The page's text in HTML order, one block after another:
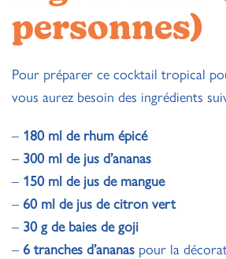
personnes)
Pour préparer ce cocktail tropical
vous aurez besoin des ingrédients
– 180 ml de rhum épicé
– 300 ml de jus d’ananas
– 150 ml de jus de mangue
– 60 ml de jus de citron vert
– 30 g de baies de goji
– 6 tranches d’ananas pour la